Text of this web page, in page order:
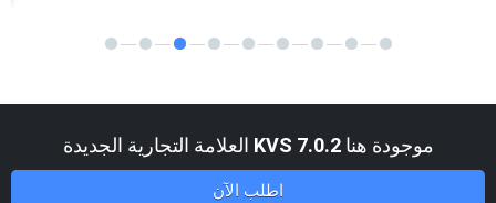
KVS 7.0.2 موجودة هنا
اطلب الآن